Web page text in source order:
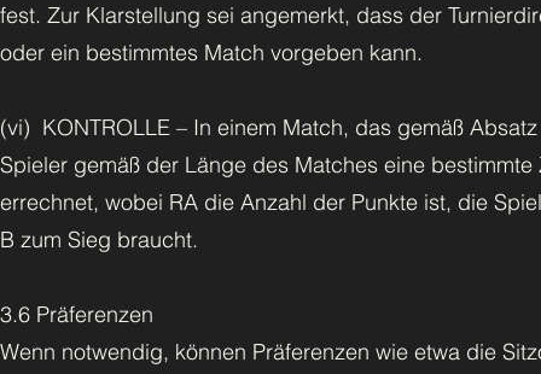
fest. Zur Klarstellung sei angemerkt, dass der
oder ein bestimmtes Match vorgeben kann.
(vi) KONTROLLE – In einem Match, das gemäß
Spieler gemäß der Länge des Matches eine
errechnet, wobei RA die Anzahl der Punkte ist, die
B zum Sieg braucht.
3.6 Präferenzen
Wenn notwendig, können Präferenzen wie etwa die